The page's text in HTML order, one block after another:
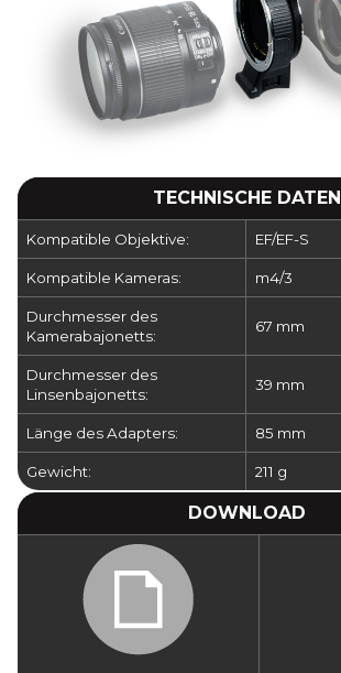
TECHNISCHE DATEN
Kompatible Objektive: EF/EF-S
Kompatible Kameras: m4/3
Durchmesser des
Kamerabajonetts:
67 mm
Durchmesser des
Linsenbajonetts:
39 mm
Länge des Adapters: 85 mm
Gewicht: 211 g
DOWNLOAD